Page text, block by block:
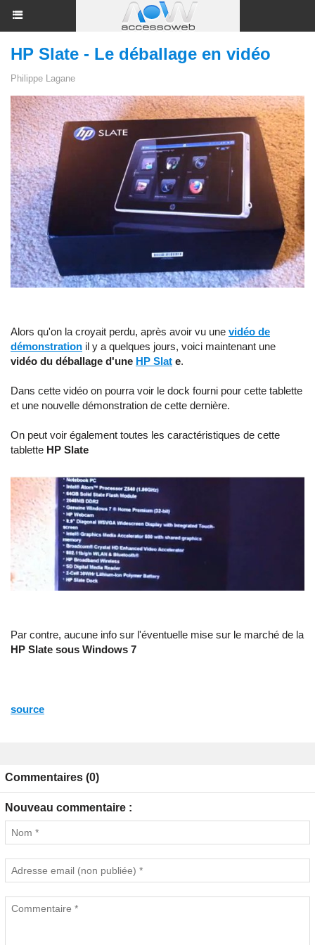
HP Slate - Le déballage en vidéo
Philippe Lagane
Alors qu'on la croyait perdu, après avoir vu une vidéo de
démonstration il y a quelques jours, voici maintenant une
vidéo du déballage d'une HP Slat e.
Dans cette vidéo on pourra voir le dock fourni pour cette tablette
et une nouvelle démonstration de cette dernière.
On peut voir également toutes les caractéristiques de cette
tablette HP Slate
Par contre, aucune info sur l'éventuelle mise sur le marché de la
HP Slate sous Windows 7
source
Commentaires (0)
Nouveau commentaire :